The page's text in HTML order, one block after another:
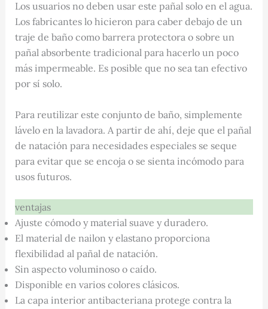
Los usuarios no deben usar este pañal solo en el agua.
Los fabricantes lo hicieron para caber debajo de un
traje de baño como barrera protectora o sobre un
pañal absorbente tradicional para hacerlo un poco
más impermeable. Es posible que no sea tan efectivo
por sí solo.
Para reutilizar este conjunto de baño, simplemente
lávelo en la lavadora. A partir de ahí, deje que el pañal
de natación para necesidades especiales se seque
para evitar que se encoja o se sienta incómodo para
usos futuros.
ventajas
Ajuste cómodo y material suave y duradero.
El material de nailon y elastano proporciona
flexibilidad al pañal de natación.
Sin aspecto voluminoso o caído.
Disponible en varios colores clásicos.
La capa interior antibacteriana protege contra la